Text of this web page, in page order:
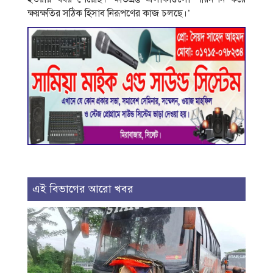
ক্ষয়ক্ষতির সঠিক হিসাব নিরূপণের কাজ চলছে।’
এই বিভাগের আরো খবর